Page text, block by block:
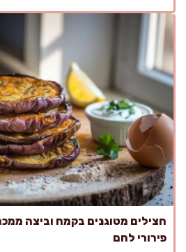
פירורי לחם